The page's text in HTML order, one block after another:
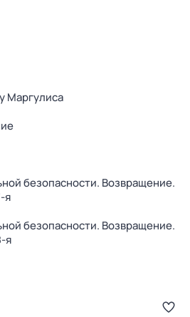
Маргулиса
безопасности. Возвращение.
я
безопасности. Возвращение.
я